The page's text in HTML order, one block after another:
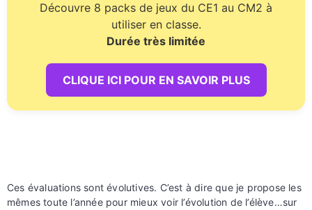
Découvre 8 packs de jeux du CE1 au CM2 à
utiliser en classe.
Durée très limitée
CLIQUE ICI POUR EN SAVOIR PLUS
Ces évaluations sont évolutives. C’est à dire que je propose les
mêmes toute l’année pour mieux voir l’évolution de l’élève…sur